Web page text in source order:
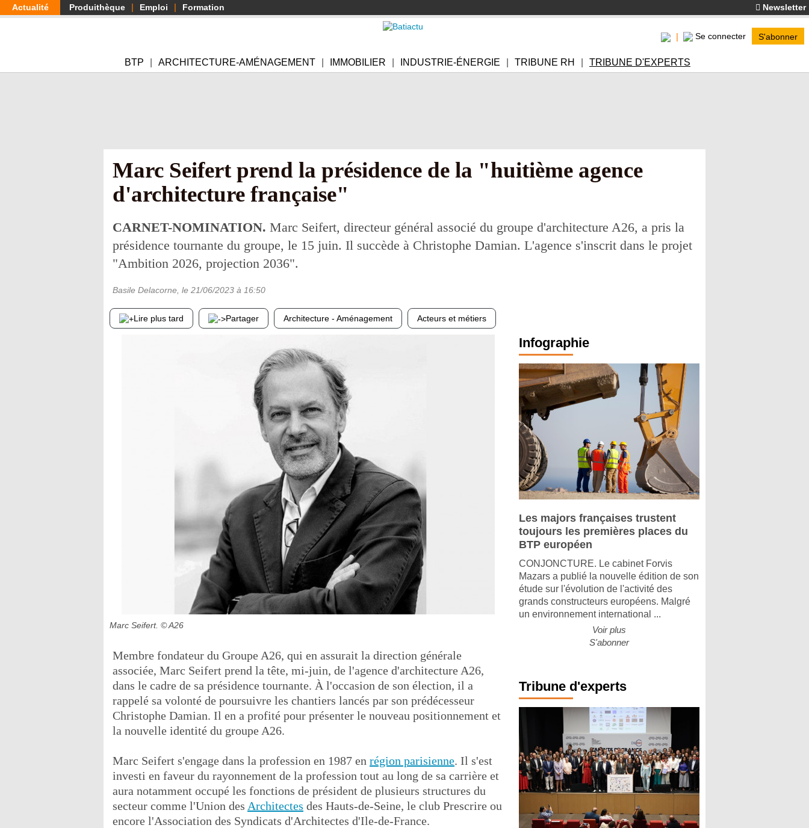
Aller
au
Actualité Produithèque Emploi Formation Newsletter
Se connecter S'abonner
BTP ARCHITECTURE-AMÉNAGEMENT IMMOBILIER INDUSTRIE-ÉNERGIE TRIBUNE RH TRIBUNE D'EXPERTS
Marc Seifert prend la présidence de la "huitième agence
d'architecture française"
CARNET-NOMINATION. Marc Seifert, directeur général associé du groupe d'architecture A26, a pris la
présidence tournante du groupe, le 15 juin. Il succède à Christophe Damian. L'agence s'inscrit dans le projet
"Ambition 2026, projection 2036".
Basile Delacorne , le 21/06/2023 à 16:50
Lire plus tard Partager Architecture - Aménagement Acteurs et métiers
Marc Seifert. © A26
Membre fondateur du Groupe A26, qui en assurait la direction générale
associée, Marc Seifert prend la tête, mi-juin, de l'agence d'architecture A26,
dans le cadre de sa présidence tournante. À l'occasion de son élection, il a
rappelé sa volonté de poursuivre les chantiers lancés par son prédécesseur
Christophe Damian. Il en a profité pour présenter le nouveau positionnement et
la nouvelle identité du groupe A26.
Marc Seifert s'engage dans la profession en 1987 en région parisienne. Il s'est
investi en faveur du rayonnement de la profession tout au long de sa carrière et
aura notamment occupé les fonctions de président de plusieurs structures du
secteur comme l'Union des Architectes des Hauts-de-Seine, le club Prescrire ou
encore l'Association des Syndicats d'Architectes d'Ile-de-France.
Infographie
Les majors françaises trustent
toujours les premières places du
BTP européen
CONJONCTURE. Le cabinet Forvis
Mazars a publié la nouvelle édition de son
étude sur l'évolution de l'activité des
grands constructeurs européens. Malgré
un environnement international ...
Voir plus
S'abonner
Tribune d'experts